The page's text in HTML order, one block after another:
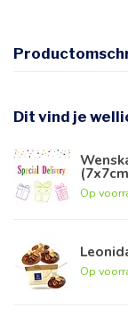
Dit vind je
Op
Op